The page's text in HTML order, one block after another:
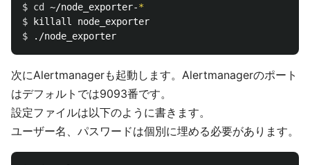
$ cd ~/node_exporter-*
$
$
次にAlertmanagerも起動します。Alertmanagerのポート
はデフォルトでは9093番です。
設定ファイルは以下のように書きます。
ユーザー名、パスワードは個別に埋める必要があります。